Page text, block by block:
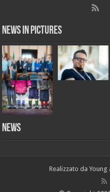
News in Pictures
NEWS
Realizzato da Young